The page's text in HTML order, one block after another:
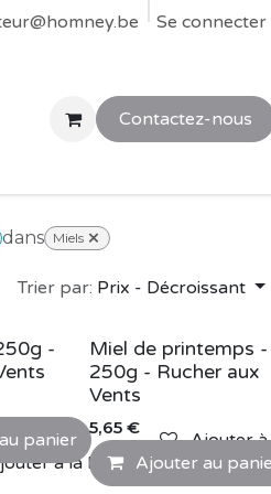
ou accueillir une ruche chez
Se connecter
Contactez-nous
dans Miels
Trier par: Prix - Décroissant
à la liste de souhaits
-
panier Ajouter à
Miel de printemps -
250g - Rucher aux
Vents
5,65€
Ajouter au